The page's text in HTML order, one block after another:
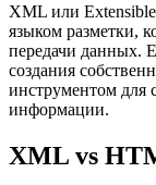
XML или
языком разметки,
передачи данных.
создания
инструментом для
информации.
XML vs